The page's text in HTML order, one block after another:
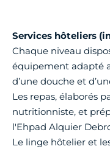
Services hôteliers
Chaque niveau
équipement adapté
d’une douche et
Les repas, élaborés
nutritionniste, et
l'Ehpad Alquier
Le linge hôtelier et